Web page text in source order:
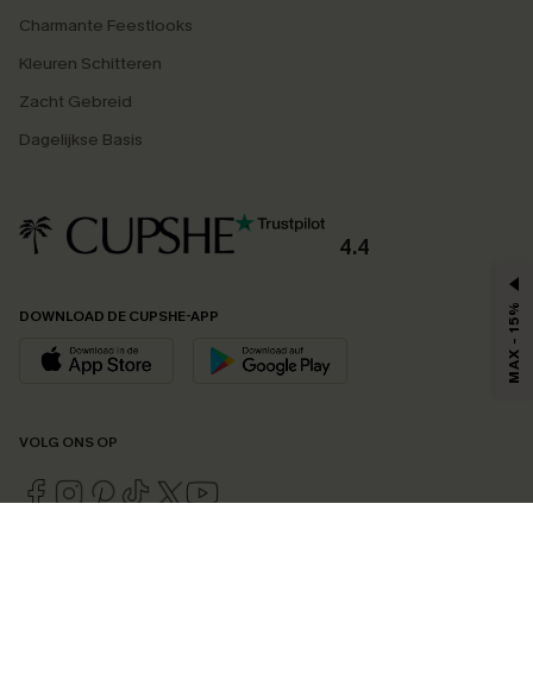
Charmante Feestlooks
Kleuren Schitteren
Zacht Gebreid
Dagelijkse Basis
4.4
DOWNLOAD DE CUPSHE-APP
VOLG ONS OP
MAX - 15%